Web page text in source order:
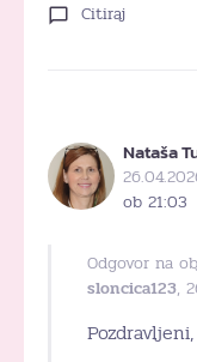
Citiraj
Nataša
ob 21:03
Odgovor na
sloncica123,
Pozdravljeni,